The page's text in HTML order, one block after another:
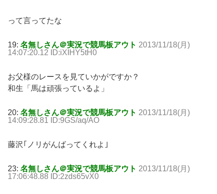
って言ってたな
19: 名無しさん＠実況で競馬板アウト 2013/11/18(月)
14:07:20.12 ID:iXIHY5tH0
お父様のレースを見ていかがですか？
和生「馬は頑張っているよ」
20: 名無しさん＠実況で競馬板アウト 2013/11/18(月)
14:09:28.81 ID:9GS/aq/AO
藤沢｢ノリがんばってくれよ｣
23: 名無しさん＠実況で競馬板アウト 2013/11/18(月)
17:06:48.88 ID:2zds65vX0